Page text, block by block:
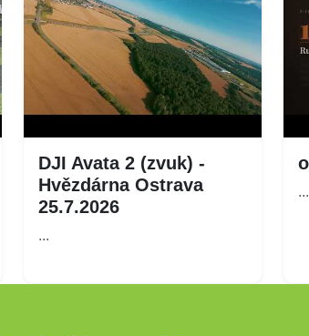
DJI Avata 2 (zvuk) -
Hvězdárna Ostrava
25.7.2026
...
...